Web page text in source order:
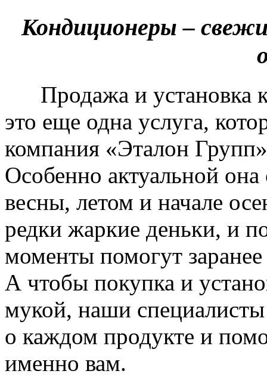
Кондиционеры –
Продажа и установка
это еще одна услуга,
компания «Эталон
Особенно актуальной она
весны, летом и начале
редки жаркие деньки, и
моменты помогут
А чтобы покупка и
мукой, наши специалисты
о каждом продукте и
именно вам.